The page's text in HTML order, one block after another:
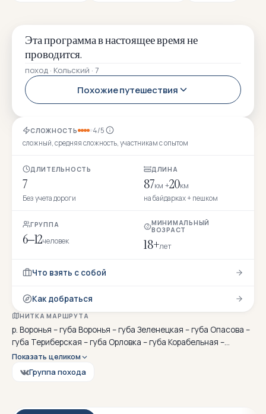
СЛОЖНОСТЬ 4/5
сложный, средняя сложность, участникам с опытом
ДЛИТЕЛЬНОСТЬ
7
Без учета дороги
ДЛИНА
87км +20км
на байдарках + пешком
ГРУППА
6–12человек
МИНИМАЛЬНЫЙ
ВОЗРАСТ
18+лет
Что взять с собой
Как добраться
НИТКА МАРШРУТА
р. Воронья – губа Воронья – губа Зеленецкая – губа Опасова –
губа Териберская – губа Орловка – губа Корабельная –
Териберка
Показать целиком
Группа похода
Эта программа в настоящее время не
проводится.
поход · Кольский · 7
Похожие путешествия